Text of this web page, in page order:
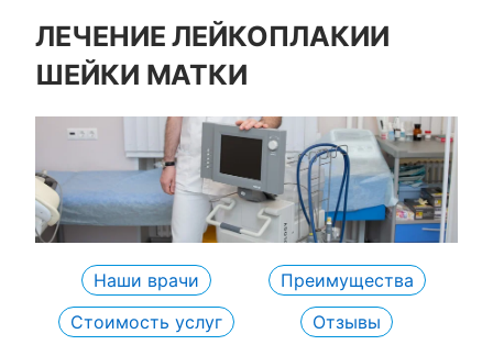
ЛЕЧЕНИЕ ЛЕЙКОПЛАКИИ
ШЕЙКИ МАТКИ
Наши врачи
Преимущества
Стоимость услуг
Отзывы